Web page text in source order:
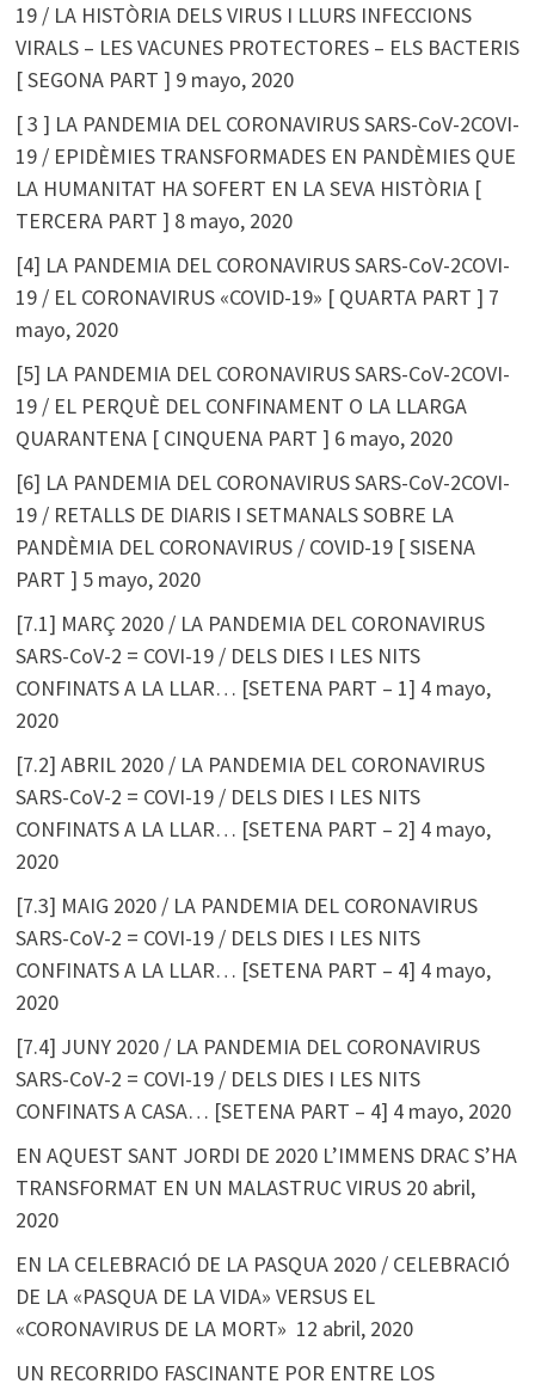
19 / LA HISTÒRIA DELS VIRUS I LLURS INFECCIONS
VIRALS – LES VACUNES PROTECTORES – ELS BACTERIS
[ SEGONA PART ] 9 mayo, 2020
[ 3 ] LA PANDEMIA DEL CORONAVIRUS SARS-CoV-2COVI-
19 / EPIDÈMIES TRANSFORMADES EN PANDÈMIES QUE
LA HUMANITAT HA SOFERT EN LA SEVA HISTÒRIA [
TERCERA PART ] 8 mayo, 2020
[4] LA PANDEMIA DEL CORONAVIRUS SARS-CoV-2COVI-
19 / EL CORONAVIRUS «COVID-19» [ QUARTA PART ] 7
mayo, 2020
[5] LA PANDEMIA DEL CORONAVIRUS SARS-CoV-2COVI-
19 / EL PERQUÈ DEL CONFINAMENT O LA LLARGA
QUARANTENA [ CINQUENA PART ] 6 mayo, 2020
[6] LA PANDEMIA DEL CORONAVIRUS SARS-CoV-2COVI-
19 / RETALLS DE DIARIS I SETMANALS SOBRE LA
PANDÈMIA DEL CORONAVIRUS / COVID-19 [ SISENA
PART ] 5 mayo, 2020
[7.1] MARÇ 2020 / LA PANDEMIA DEL CORONAVIRUS
SARS-CoV-2 = COVI-19 / DELS DIES I LES NITS
CONFINATS A LA LLAR… [SETENA PART – 1] 4 mayo,
2020
[7.2] ABRIL 2020 / LA PANDEMIA DEL CORONAVIRUS
SARS-CoV-2 = COVI-19 / DELS DIES I LES NITS
CONFINATS A LA LLAR… [SETENA PART – 2] 4 mayo,
2020
[7.3] MAIG 2020 / LA PANDEMIA DEL CORONAVIRUS
SARS-CoV-2 = COVI-19 / DELS DIES I LES NITS
CONFINATS A LA LLAR… [SETENA PART – 4] 4 mayo,
2020
[7.4] JUNY 2020 / LA PANDEMIA DEL CORONAVIRUS
SARS-CoV-2 = COVI-19 / DELS DIES I LES NITS
CONFINATS A CASA… [SETENA PART – 4] 4 mayo, 2020
EN AQUEST SANT JORDI DE 2020 L’IMMENS DRAC S’HA
TRANSFORMAT EN UN MALASTRUC VIRUS 20 abril,
2020
EN LA CELEBRACIÓ DE LA PASQUA 2020 / CELEBRACIÓ
DE LA «PASQUA DE LA VIDA» VERSUS EL
«CORONAVIRUS DE LA MORT» 12 abril, 2020
UN RECORRIDO FASCINANTE POR ENTRE LOS